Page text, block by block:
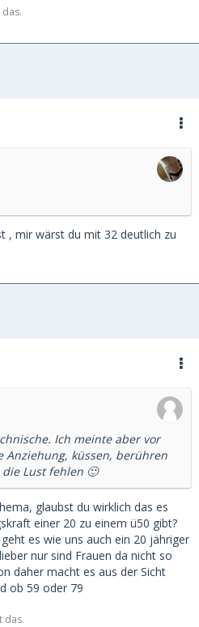
, mir wärst du mit 32 deutlich zu
Ich meinte aber vor
Anziehung, küssen, berühren
Lust fehlen 🙂
glaubst du wirklich das es
einer 20 zu einem ü50 gibt?
es wie uns auch ein 20 jähriger
nur sind Frauen da nicht so
daher macht es aus der Sicht
ob 59 oder 79
das.